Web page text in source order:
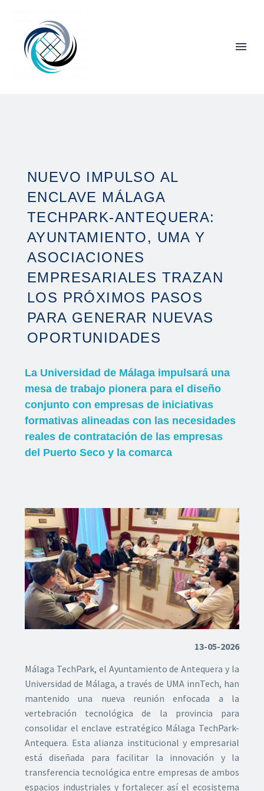
NUEVO IMPULSO AL
ENCLAVE MÁLAGA
TECHPARK-ANTEQUERA:
AYUNTAMIENTO, UMA Y
ASOCIACIONES
EMPRESARIALES TRAZAN
LOS PRÓXIMOS PASOS
PARA GENERAR NUEVAS
OPORTUNIDADES
La Universidad de Málaga impulsará una
mesa de trabajo pionera para el diseño
conjunto con empresas de iniciativas
formativas alineadas con las necesidades
reales de contratación de las empresas
del Puerto Seco y la comarca
13-05-2026
Málaga TechPark, el Ayuntamiento de Antequera y la
Universidad de Málaga, a través de UMA innTech, han
mantenido una nueva reunión enfocada a la
vertebración tecnológica de la provincia para
consolidar el enclave estratégico Málaga TechPark-
Antequera. Esta alianza institucional y empresarial
está diseñada para facilitar la innovación y la
transferencia tecnológica entre empresas de ambos
espacios industriales y fortalecer así el ecosistema